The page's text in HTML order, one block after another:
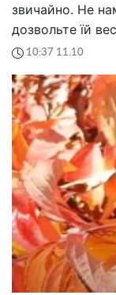
звичайно. Не
дозвольте їй
10:37 11.10